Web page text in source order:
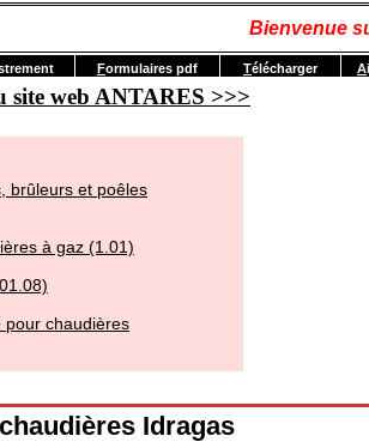
Bienvenue
site web ANTARES >>>
brûleurs et poêles
à gaz (1.01)
pour chaudières
Idragas
Formulaires pdf Télécharger A